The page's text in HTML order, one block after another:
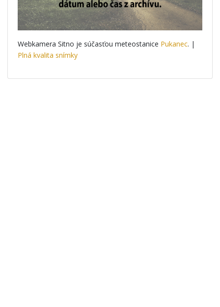
Webkamera Sitno je súčasťou meteostanice Pukanec. |
Plná kvalita snímky